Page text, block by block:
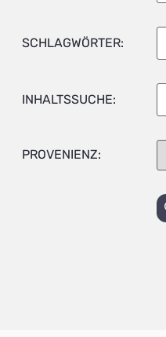
SCHLAGWÖRTER:
INHALTSSUCHE:
PROVENIENZ: